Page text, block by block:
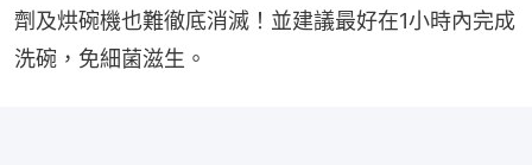
劑及烘碗機也難徹底消滅！並建議最好在1小時內完成
洗碗，免細菌滋生。